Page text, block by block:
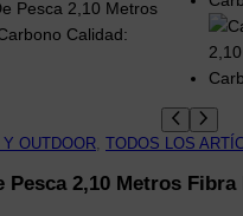
OUTDOOR TODOS LOS
Pesca 2,10 Metros